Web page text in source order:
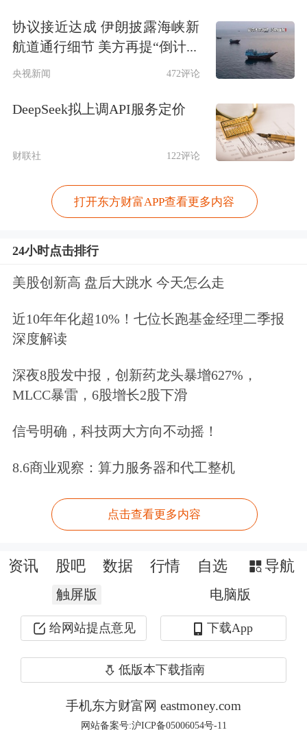
C 、 鹏华瑞衡鑫诚债券A 、南方中证全
指红利质量ETF发起式联接A、南方中
证全指红利质量ETF发起式联接C、中
欧盈福稳健6个月持有期混合(FOF)C、
、嘉实恒生科
技ETF发起式联接(QDII)C、景顺长城
量化选股混合C、嘉实恒生科技ETF发
起式联接(QDII)A、永赢裕鑫稳健多资
产六个月持有期混合(FOF)A、博时国证
券C、博时国证新能源电池指数A、长
机械主题ETF、国泰海通稳健欣享债券
鑫稳健多资产六个月持有期混合
(FOF)C、中加聚享长鑫债券A、
享长鑫债券C、国投瑞银聚安稳健6个月
持有期混合
(FOF)C、国投瑞银聚安稳健
健6个月持有期混合(FOF)A。
主力异动？Level-2助您洞察主力意图。
点击领取>>
文章来源：21世纪经济报道
原标题：中际旭创昨日获融资资金买入超65亿元丨资金流向日报
协议接近达成 伊朗披露海峡新
航道通行细节 美方再提“倒计...
央视新闻 472评论
DeepSeek拟上调API服务定价
财联社 122评论
打开东方财富APP查看更多内容
24小时点击排行
美股创新高 盘后大跳水 今天怎么走
近10年年化超10%！七位长跑基金经理二季报
深度解读
深夜8股发中报，创新药龙头暴增627%，
MLCC暴雷，6股增长2股下滑
信号明确，科技两大方向不动摇！
8.6商业观察：算力服务器和代工整机
点击查看更多内容
资讯 股吧 数据 行情 自选 导航
触屏版 电脑版
给网站提点意见 下载App
低版本下载指南
手机东方财富网 eastmoney.com
网站备案号:沪ICP备05006054号-11